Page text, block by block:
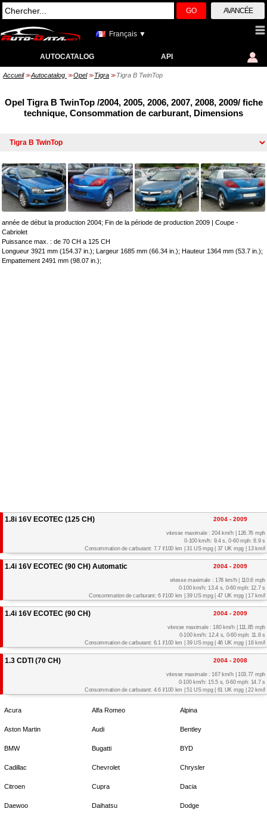
GO AVANCÉE
Français ▼
AUTOCATALOG API
Accueil >> Autocatalog >> Opel >> Tigra >> Tigra B TwinTop
Opel Tigra B TwinTop /2004, 2005, 2006, 2007, 2008, 2009/ fiche
technique, Consommation de carburant, Dimensions
année de début la production 2004; Fin de la période de production 2009 | Coupe -
Cabriolet
Puissance max. : de 70 CH a 125 CH
Longueur 3921 mm (154.37 in.); Largeur 1685 mm (66.34 in.); Hauteur 1364 mm (53.7 in.);
Empattement 2491 mm (98.07 in.);
1.8i 16V ECOTEC (125 CH) 2004 - 2009
vitesse maximale : 204 km/h | 126.76 mph
0-100 km/h: 9.4 s, 0-60 mph: 8.9 s
Consommation de carburant: 7.7 l/100 km | 31 US mpg | 37 UK mpg | 13 km/l
1.4i 16V ECOTEC (90 CH) Automatic 2004 - 2009
vitesse maximale : 178 km/h | 110.6 mph
0-100 km/h: 13.4 s, 0-60 mph: 12.7 s
Consommation de carburant: 6 l/100 km | 39 US mpg | 47 UK mpg | 17 km/l
1.4i 16V ECOTEC (90 CH) 2004 - 2009
vitesse maximale : 180 km/h | 111.85 mph
0-100 km/h: 12.4 s, 0-60 mph: 11.8 s
Consommation de carburant: 6.1 l/100 km | 39 US mpg | 46 UK mpg | 16 km/l
1.3 CDTI (70 CH) 2004 - 2008
vitesse maximale : 167 km/h | 103.77 mph
0-100 km/h: 15.5 s, 0-60 mph: 14.7 s
Consommation de carburant: 4.6 l/100 km | 51 US mpg | 61 UK mpg | 22 km/l
Acura Alfa Romeo Alpina
Aston Martin Audi Bentley
BMW Bugatti BYD
Cadillac Chevrolet Chrysler
Citroen Cupra Dacia
Daewoo Daihatsu Dodge